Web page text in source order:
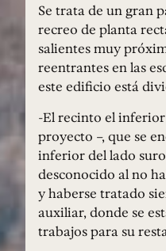
Se trata de un gran
recreo de planta
salientes muy
reentrantes en las
este edificio está
-El recinto el
proyecto –, que se
inferior del lado
desconocido al no
y haberse tratado
auxiliar, donde se
trabajos para su